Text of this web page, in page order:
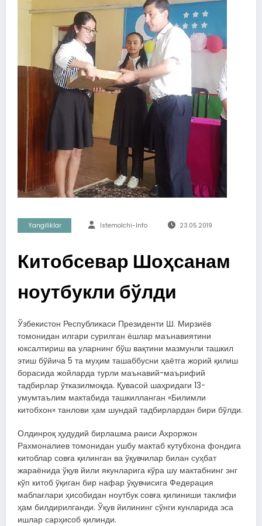
Yangiliklar Istemolchi-Info 23.05.2019
Китобсевар Шоҳсанам
ноутбукли бўлди
Ўзбекистон Республикаси Президенти Ш. Мирзиёв
томонидан илгари сурилган ёшлар маънавиятини
юксалтириш ва уларнинг бўш вақтини мазмунли ташкил
этиш бўйича 5 та муҳим ташаббусни ҳаётга жорий қилиш
борасида жойларда турли маънавий-маърифий
тадбирлар ўтказилмоқда. Қувасой шаҳридаги 13-
умумтаълим мактабида ташкилланган «Билимли
китобхон» танлови ҳам шундай тадбирлардан бири бўлди.
Олдинроқ ҳудудий бирлашма раиси Ахроржон
Рахмоналиев томонидан ушбу мактаб кутубхона фондига
китоблар совға қилинган ва ўқувчилар билан суҳбат
жараёнида ўқув йили якунларига кўра шу мактабнинг энг
кўп китоб ўқиган бир нафар ўқувчисига Федерация
маблағлари ҳисобидан ноутбук совға қилиниши таклифи
ҳам билдирилганди. Ўқув йилининг сўнги кунларида эса
ишлар сарҳисоб қилинди.